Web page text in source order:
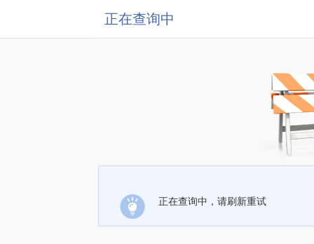
正在查询中
正在查询中，请刷新重试